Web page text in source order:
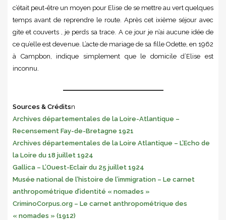
c’était peut-être un moyen pour Elise de se mettre au vert quelques
temps avant de reprendre le route. Après cet ixième séjour avec
gite et couverts , je perds sa trace. A ce jour je n’ai aucune idée de
ce qu’elle est devenue. L’acte de mariage de sa fille Odette, en 1962
à Campbon, indique simplement que le domicile d’Elise est
inconnu.
Sources & Créditsn
Archives départementales de la Loire-Atlantique –
Recensement Fay-de-Bretagne 1921
Archives départementales de la Loire Atlantique – L’Echo de
la Loire du 18 juillet 1924
Gallica – L’Ouest-Eclair du 25 juillet 1924
Musée national de l’histoire de l’immigration – Le carnet
anthropométrique d’identité « nomades »
CriminoCorpus.org – Le carnet anthropométrique des
« nomades » (1912)